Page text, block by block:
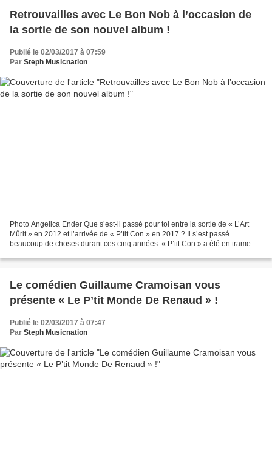
Retrouvailles avec Le Bon Nob à l’occasion de
la sortie de son nouvel album !
Publié le 02/03/2017 à 07:59
Par Steph Musicnation
Photo Angelica Ender Que s’est-il passé pour toi entre la sortie de « L’Art
Mûrit » en 2012 et l’arrivée de « P’tit Con » en 2017 ? Il s’est passé
beaucoup de choses durant ces cinq années. « P’tit Con » a été en trame de
Le comédien Guillaume Cramoisan vous
présente « Le P’tit Monde De Renaud » !
Publié le 02/03/2017 à 07:47
Par Steph Musicnation